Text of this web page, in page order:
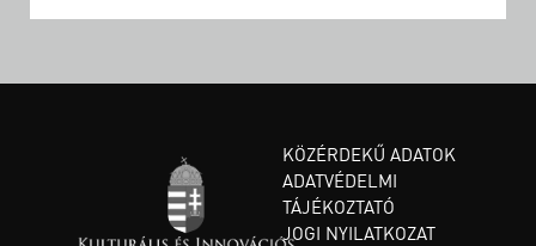
KÖZÉRDEKŰ ADATOK
ADATVÉDELMI
TÁJÉKOZTATÓ
JOGI NYILATKOZAT